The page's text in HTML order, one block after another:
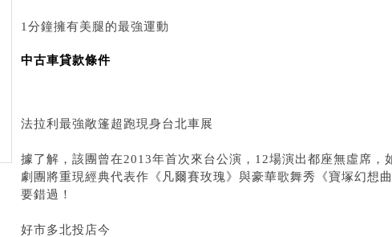
1分鐘擁有美腿的最強運動
中古車貸款條件
法拉利最強敞篷超跑現身台北車展
據了解，該團曾在2013年首次來台公演，12場演出都座無虛席，
劇團將重現經典代表作《凡爾賽玫瑰》與豪華歌舞秀《寶塚幻想
要錯過！
好市多北投店今